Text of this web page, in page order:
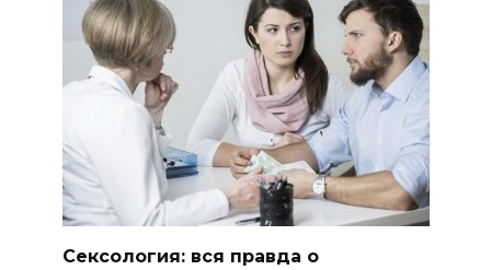
Сексология: вся правда о